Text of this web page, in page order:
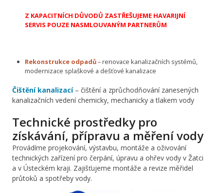
Z KAPACITNÍCH DŮVODŮ ZASTŘEŠUJEME HAVARIJNÍ
SERVIS POUZE NASMLOUVANÝM PARTNERŮM
Rekonstrukce odpadů– renovace kanalizačních systémů,
modernizace splaškové a dešťové kanalizace
Čištění kanalizací– čištění a zprůchodňování zanesených
kanalizačních vedení chemicky, mechanicky a tlakem vody
Technické prostředky pro
získávání, přípravu a měření vody
Provádíme projekování, výstavbu, montáže a oživování
technických zařízení pro čerpání, úpravu a ohřev vody v Žatci
a v Ústeckém kraji. Zajišťujeme montáže a revize měřidel
průtoků a spotřeby vody.